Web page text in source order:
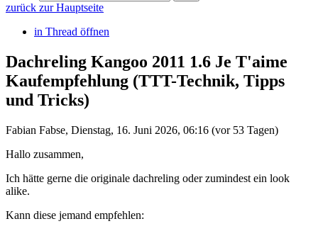
zurück zur Hauptseite
in Thread öffnen
Dachreling Kangoo 2011 1.6 Je T'aime
Kaufempfehlung (TTT-Technik, Tipps
und Tricks)
Fabian Fabse, Dienstag, 16. Juni 2026, 06:16 (vor 53 Tagen)
Hallo zusammen,
Ich hätte gerne die originale dachreling oder zumindest ein look
alike.
Kann diese jemand empfehlen: